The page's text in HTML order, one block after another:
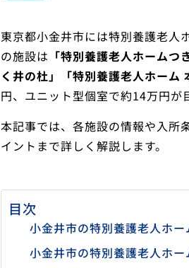
東京都小金井市には特別養護老人
の施設は 「特別養護老人ホーム
く井の杜」「特別養護老人ホーム
円、ユニット型個室で約14万円が
本記事では、各施設の情報や入所
イントまで詳しく解説します。
目次
小金井市の特別養護老人ホ
小金井市の特別養護老人ホ